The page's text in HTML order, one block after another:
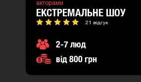
акторами
ЕКСТРЕМАЛЬНЕ ШОУ
21 відгук
2-7 люд
від 800 грн